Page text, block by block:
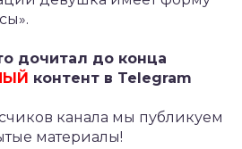
дочитал до конца
контент в Telegram
канала мы публикуем
материалы!